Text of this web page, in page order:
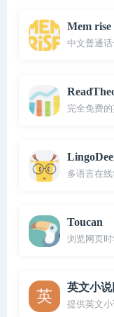
Mem rise
中文普通
完全免费
多语言在
Toucan
浏览网页
英文小说
提供英文